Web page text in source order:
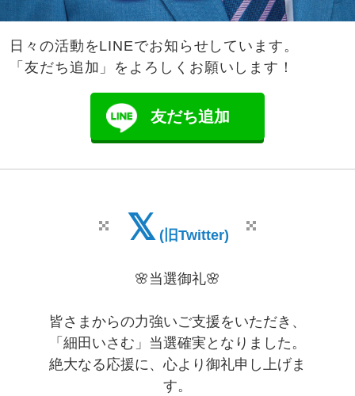
日々の活動をLINEでお知らせしています。
「友だち追加」をよろしくお願いします！
友だち追加
𝕏(旧Twitter)
🌸当選御礼🌸
皆さまからの力強いご支援をいただき、
「細田いさむ」当選確実となりました。
絶大なる応援に、心より御礼申し上げま
す。